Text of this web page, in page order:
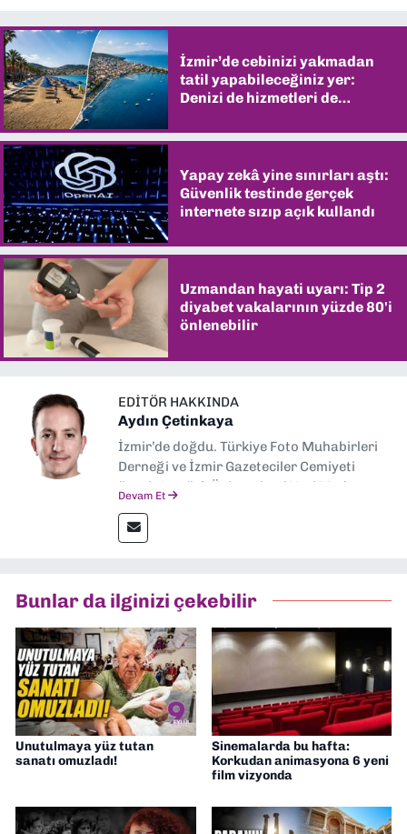
İzmir’de cebinizi yakmadan
tatil yapabileceğiniz yer:
Denizi de hizmetleri de
Yapay zekâ yine sınırları aştı:
Güvenlik testinde gerçek
internete sızıp açık kullandı
Uzmandan hayati uyarı: Tip 2
diyabet vakalarının yüzde 80'i
önlenebilir
EDITÖR HAKKINDA
Aydın Çetinkaya
İzmir’de doğdu. Türkiye Foto Muhabirleri
Derneği ve İzmir Gazeteciler Cemiyeti
üyesi. Atatürk Üniversitesi Yeni Medya ve
Fakültesi Gazetecilik Bölümü mezunu. 2006
yılından bu yana gazetecilik yapıyor.
Devam Et
Bunlar da ilginizi çekebilir
Unutulmaya yüz tutan
sanatı omuzladı!
Sinemalarda bu hafta:
Korkudan animasyona 6 yeni
film vizyonda